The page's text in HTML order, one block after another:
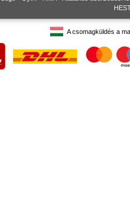
A csomagküldés a